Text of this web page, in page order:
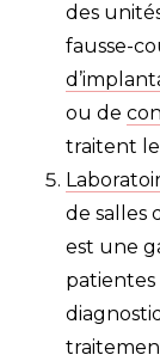
des
fausse-
ou de
traitent
de salles
est une